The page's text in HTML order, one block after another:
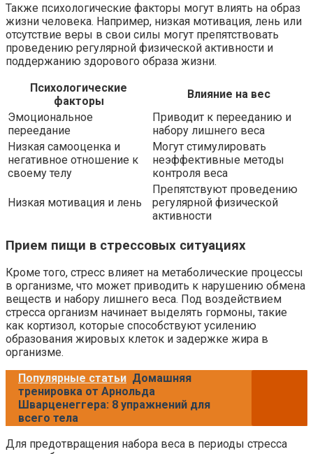
Также психологические факторы могут влиять на образ
жизни человека. Например, низкая мотивация, лень или
отсутствие веры в свои силы могут препятствовать
проведению регулярной физической активности и
поддержанию здорового образа жизни.
Психологические
факторы
Влияние на вес
Эмоциональное
переедание
Приводит к перееданию и
набору лишнего веса
Низкая самооценка и
негативное отношение к
своему телу
Могут стимулировать
неэффективные методы
контроля веса
Низкая мотивация и лень
Препятствуют проведению
регулярной физической
активности
Прием пищи в стрессовых ситуациях
Кроме того, стресс влияет на метаболические процессы
в организме, что может приводить к нарушению обмена
веществ и набору лишнего веса. Под воздействием
стресса организм начинает выделять гормоны, такие
как кортизол, которые способствуют усилению
образования жировых клеток и задержке жира в
организме.
Популярные статьи Домашняя
тренировка от Арнольда
Шварценеггера: 8 упражнений для
всего тела
Для предотвращения набора веса в периоды стресса